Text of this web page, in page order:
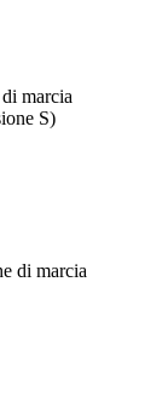
marcia
S)
di marcia